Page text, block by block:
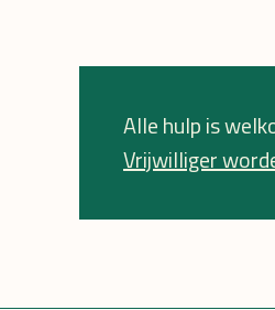
Alle hulp is
Vrijwilliger